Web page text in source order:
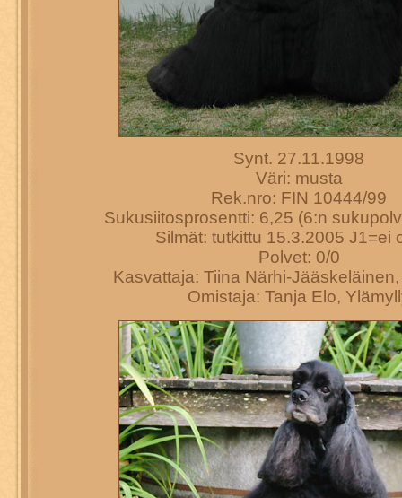
Synt. 27.11.1998
Väri: musta
Rek.nro: FIN 10444/99
Sukusiitosprosentti: 6,25 (6:n
Silmät: tutkittu 15.3.2005 J1=ei
Polvet: 0/0
Kasvattaja: Tiina Närhi-
Omistaja: Tanja Elo,